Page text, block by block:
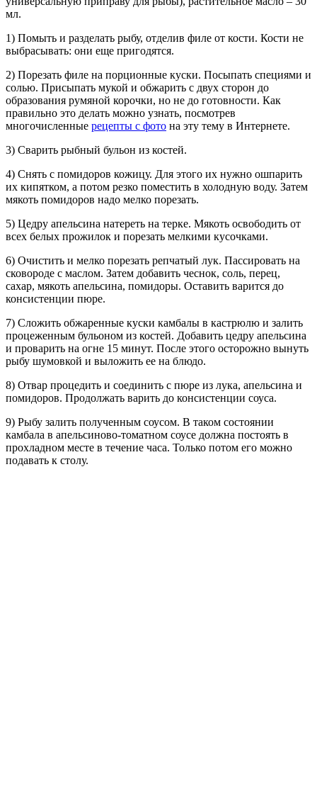
мл.
1) Помыть и разделать рыбу, отделив филе от кости. Кости не
выбрасывать: они еще пригодятся.
2) Порезать филе на порционные куски. Посыпать специями и
солью. Присыпать мукой и обжарить с двух сторон до
образования румяной корочки, но не до готовности. Как
правильно это делать можно узнать, посмотрев
многочисленные рецепты с фото на эту тему в Интернете.
3) Сварить рыбный бульон из костей.
4) Снять с помидоров кожицу. Для этого их нужно ошпарить
их кипятком, а потом резко поместить в холодную воду. Затем
мякоть помидоров надо мелко порезать.
5) Цедру апельсина натереть на терке. Мякоть освободить от
всех белых прожилок и порезать мелкими кусочками.
6) Очистить и мелко порезать репчатый лук. Пассировать на
сковороде с маслом. Затем добавить чеснок, соль, перец,
сахар, мякоть апельсина, помидоры. Оставить варится до
консистенции пюре.
7) Сложить обжаренные куски камбалы в кастрюлю и залить
процеженным бульоном из костей. Добавить цедру апельсина
и проварить на огне 15 минут. После этого осторожно вынуть
рыбу шумовкой и выложить ее на блюдо.
8) Отвар процедить и соединить с пюре из лука, апельсина и
помидоров. Продолжать варить до консистенции соуса.
9) Рыбу залить полученным соусом. В таком состоянии
камбала в апельсиново-томатном соусе должна постоять в
прохладном месте в течение часа. Только потом его можно
подавать к столу.